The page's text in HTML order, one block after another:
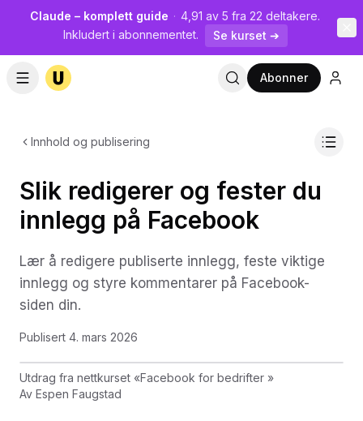
Claude – komplett guide · 4,91 av 5 fra 22 deltakere.
Inkludert i abonnementet.
Se kurset ➔
Abonner
Innhold og publisering
Slik redigerer og fester du
innlegg på Facebook
Lær å redigere publiserte innlegg, feste viktige
innlegg og styre kommentarer på Facebook-
siden din.
Publisert 4. mars 2026
Utdrag fra nettkurset «Facebook for bedrifter »
Av Espen Faugstad